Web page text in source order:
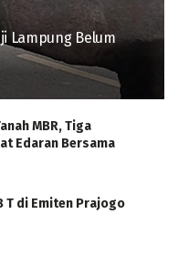
Lampung Belum
MBR, Tiga
Edaran Bersama
T di Emiten Prajogo